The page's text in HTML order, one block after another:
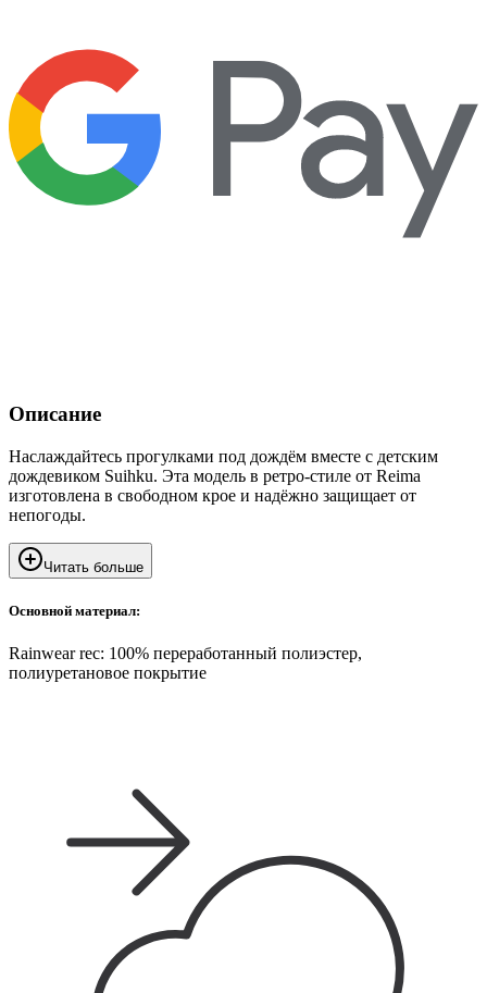
Описание
Наслаждайтесь прогулками под дождём вместе с детским
дождевиком Suihku. Эта модель в ретро-стиле от Reima
изготовлена в свободном крое и надёжно защищает от
непогоды.
Читать больше
Основной материал:
Rainwear rec: 100% переработанный полиэстер,
полиуретановое покрытие